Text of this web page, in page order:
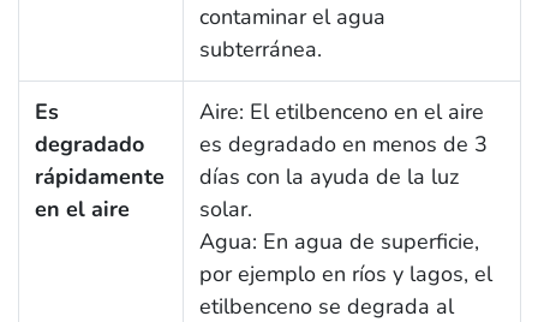
contaminar el agua
subterránea.
Es
degradado
rápidamente
en el aire
Aire: El etilbenceno en el aire
es degradado en menos de 3
días con la ayuda de la luz
solar.
Agua: En agua de superficie,
por ejemplo en ríos y lagos, el
etilbenceno se degrada al